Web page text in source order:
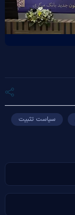
سیاست تثبیت